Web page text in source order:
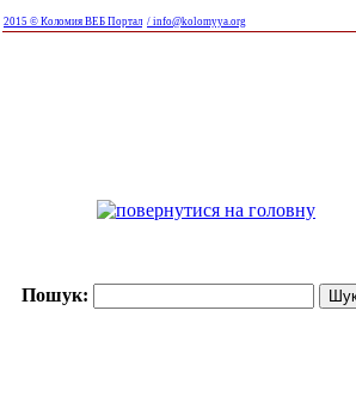
2015 © Коломия ВЕБ Портал / info@kolomyya.org
Пошук: